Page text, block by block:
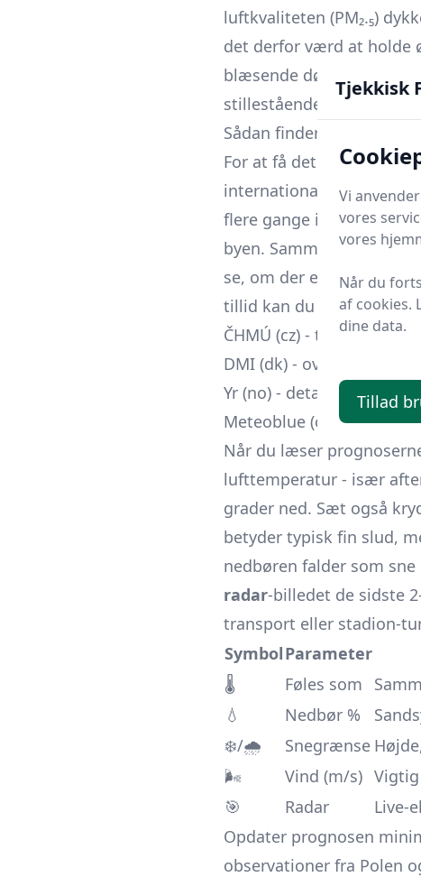
luftkvaliteten (PM₂.₅)
det derfor værd at holde
blæsende døgn til lange
stillestående, disede
Sådan finder du den
For at få det mest
internationale
flere gange i døgnet og
byen. Sammenlign
se, om der er konsistens
tillid kan du have til
ČHMÚ (cz) -
DMI (dk) - overskuelig
Yr (no) - detaljeret
Meteoblue (ch) -
Når du læser
lufttemperatur - især
grader ned. Sæt også
betyder typisk fin slud,
nedbøren falder som
radar-billedet de sidste
transport eller stadion-
SymbolParameter
🌡️
Føles som
💧
Nedbør %
❄️/🌧️
Snegrænse
🌬️
Vind (m/s)
🎯
Radar
Live-
Opdater prognosen
observationer fra Polen
Tjekkisk
Vi
vores
vores
Når du
af cookies.
dine data.
Tillad